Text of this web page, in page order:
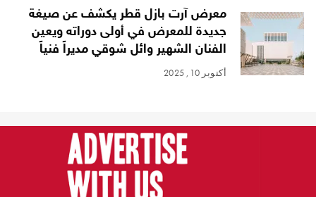
معرض آرت بازل قطر يكشف عن صيغة
جديدة للمعرض في أولى دوراته ويعين
الفنان الشهير وائل شوقي مديراً فنياً
أكتوبر 10, 2025